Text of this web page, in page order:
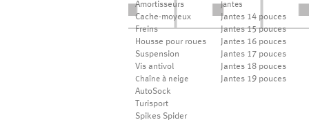
Amortisseurs
Cache-moyeux
Freins
Housse pour roues
Suspension
Vis antivol
Chaîne à neige
AutoSock
Turisport
Spikes Spider
Jantes
Jantes 14 pouces
Jantes 15 pouces
Jantes 16 pouces
Jantes 17 pouces
Jantes 18 pouces
Jantes 19 pouces